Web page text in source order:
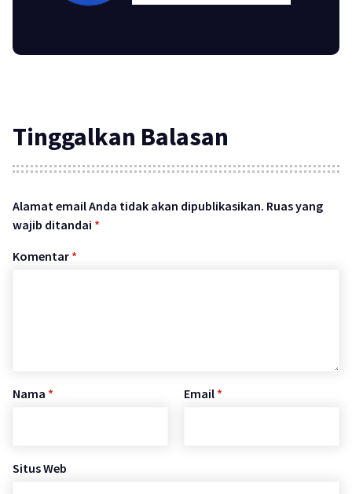
Tinggalkan Balasan
Alamat email Anda tidak akan dipublikasikan. Ruas yang
wajib ditandai *
Komentar *
Nama * Email *
Situs Web